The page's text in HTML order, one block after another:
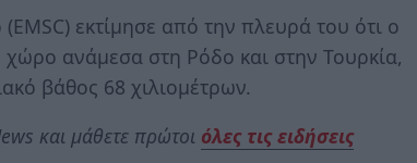
εκτίμησε από την πλευρά του ότι ο
ανάμεσα στη Ρόδο και στην Τουρκία,
βάθος 68 χιλιομέτρων.
και μάθετε πρώτοι όλες τις ειδήσεις